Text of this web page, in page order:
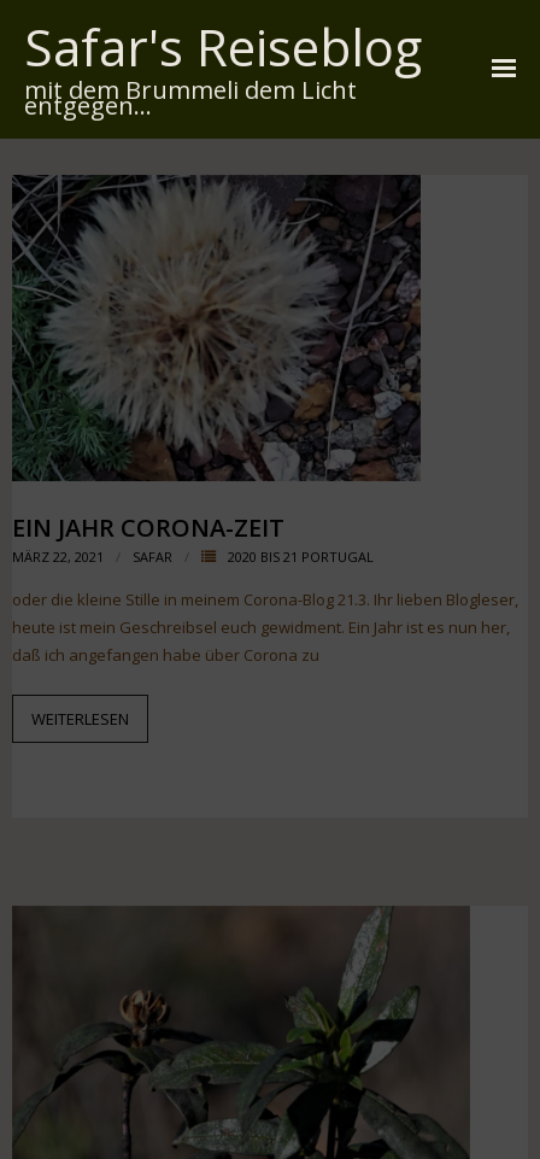
Safar's Reiseblog
mit dem Brummeli dem Licht
entgegen...
Über mich
Reiserouten
Widmung
Kontakt
Impressum
Datenschutz
EIN JAHR CORONA-ZEIT
MÄRZ 22, 2021 SAFAR 2020 BIS 21 PORTUGAL
oder die kleine Stille in meinem Corona-Blog 21.3. Ihr lieben Blogleser,
heute ist mein Geschreibsel euch gewidment. Ein Jahr ist es nun her,
daß ich angefangen habe über Corona zu
WEITERLESEN